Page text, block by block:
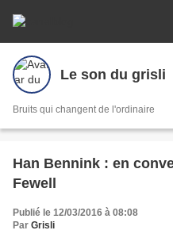
Le son du grisli
Bruits qui changent de l'ordinaire
Han Bennink : en
Fewell
Publié le 12/03/2016 à 08:08
Par Grisli